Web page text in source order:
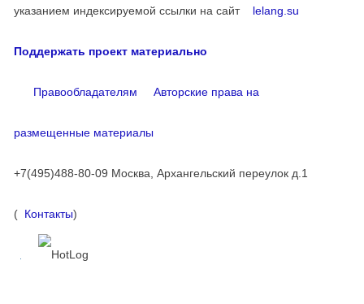
указанием индексируемой ссылки на сайт lelang.su
Поддержать проект материально
Правообладателям Авторские права на
размещенные материалы
+7(495)488-80-09 Москва, Архангельский переулок д.1
( Контакты)